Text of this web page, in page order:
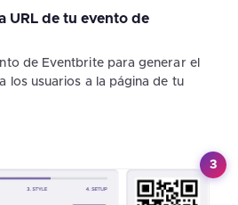
URL de tu evento de
de Eventbrite para generar el
los usuarios a la página de tu
3